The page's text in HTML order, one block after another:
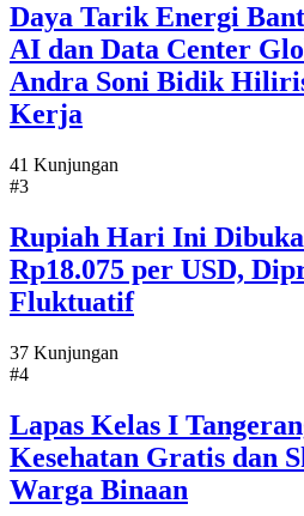
Daya Tarik Energi
AI dan Data Center
Andra Soni Bidik
Kerja
41 Kunjungan
#3
Rupiah Hari Ini
Rp18.075 per USD,
Fluktuatif
37 Kunjungan
#4
Lapas Kelas I
Kesehatan Gratis dan
Warga Binaan